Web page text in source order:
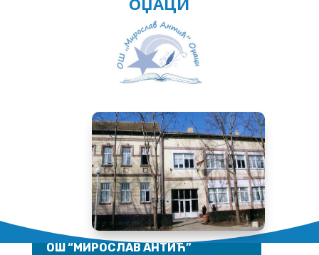
АДРЕСА
ОШ “МИРОСЛАВ АНТИЋ”